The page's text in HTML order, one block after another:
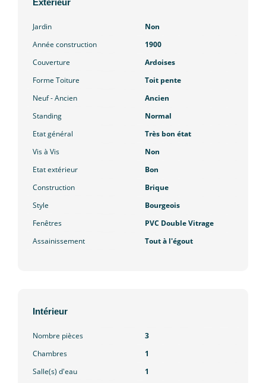
Jardin
Non
Année construction
1900
Couverture
Ardoises
Forme Toiture
Toit pente
Neuf - Ancien
Ancien
Standing
Normal
Etat général
Très bon état
Vis à Vis
Non
Etat extérieur
Bon
Construction
Brique
Style
Bourgeois
Fenêtres
PVC Double Vitrage
Assainissement
Tout à l'égout
Intérieur
Nombre pièces
3
Chambres
1
Salle(s) d'eau
1